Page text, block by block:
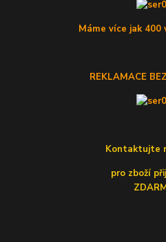
Máme více jak
REKLAMACE
Kontaktujte
pro zboží